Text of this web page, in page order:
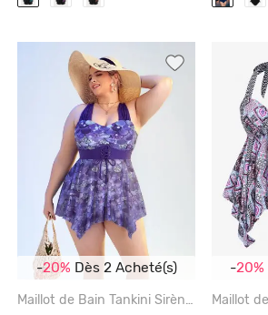
-20% Dès 2 Acheté(s)
Maillot de Bain Tankini Sirène Imprimée à Bretelle Croisée en Treillis de Grande Taille à Volants - SKY BLUE - L | US 12
-20%